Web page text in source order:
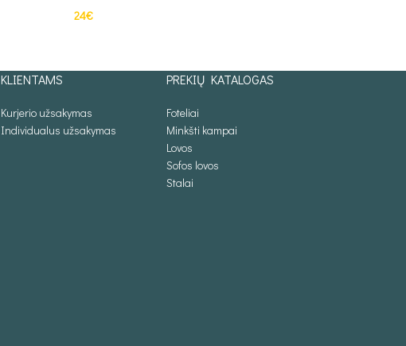
24€
KLIENTAMS
Kurjerio užsakymas
Individualus užsakymas
PREKIŲ KATALOGAS
Foteliai
Minkšti kampai
Lovos
Sofos lovos
Stalai